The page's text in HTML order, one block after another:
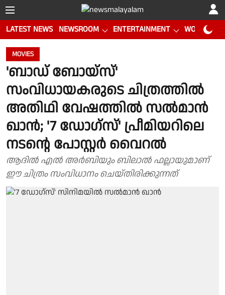
LATEST NEWS NEWSROOM ENTERTAINMENT WORLD CUP
MOVIES
'ബാഡ് ബോയ്‌സ്'
സംവിധായകരുടെ ചിത്രത്തിൽ
അതിഥി വേഷത്തിൽ സൽമാൻ
ഖാൻ; '7 ഡോഗ്സ്' പ്രീമിയറിലെ
നടന്റെ പോസ്റ്റർ വൈറൽ
ആദിൽ എൽ അർബിയും ബിലാൽ ഫല്ലായുമാണ്
ഈ ചിത്രം സംവിധാനം ചെയ്തിരിക്കുന്നത്